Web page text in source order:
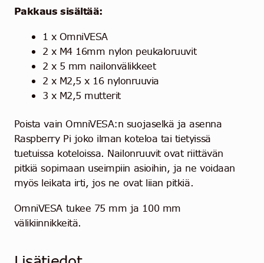
Pakkaus sisältää:
1 x OmniVESA
2 x M4 16mm nylon peukaloruuvit
2 x 5 mm nailonvälikkeet
2 x M2,5 x 16 nylonruuvia
3 x M2,5 mutterit
Poista vain OmniVESA:n suojaselkä ja asenna
Raspberry Pi joko ilman koteloa tai tietyissä
tuetuissa koteloissa. Nailonruuvit ovat riittävän
pitkiä sopimaan useimpiin asioihin, ja ne voidaan
myös leikata irti, jos ne ovat liian pitkiä.
OmniVESA tukee 75 mm ja 100 mm
välikiinnikkeitä.